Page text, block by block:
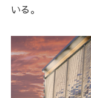
いる。